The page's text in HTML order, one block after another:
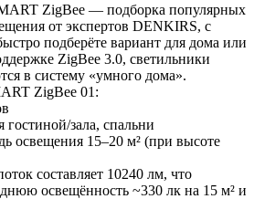
ZigBee — подборка популярных
от экспертов DENKIRS, с
подберёте вариант для дома или
ZigBee 3.0, светильники
в систему «умного дома».
ZigBee 01:
гостиной/зала, спальни
освещения 15–20 м² (при высоте
составляет 10240 лм, что
освещённость ~330 лк на 15 м² и